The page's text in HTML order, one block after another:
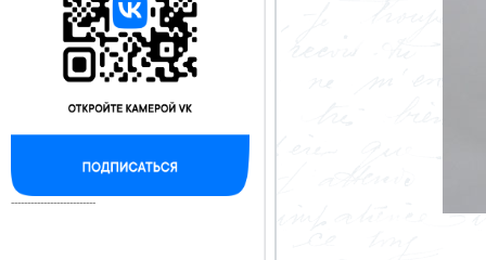
--------------------------